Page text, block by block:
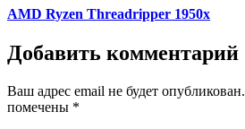
AMD Ryzen Threadripper 1950x
Добавить комментарий
Ваш адрес email не будет опубликован.
помечены *